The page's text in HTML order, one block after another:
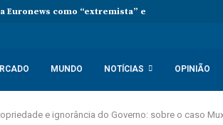
como “extremista” e Tsikhanouskaya
MUNDO NOTÍCIAS OPINIÃO
e ignorância do Governo: sobre o caso